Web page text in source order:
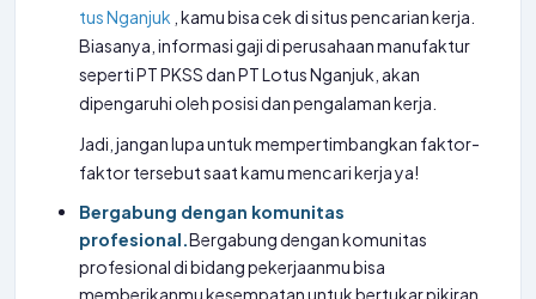
tus Nganjuk , kamu bisa cek di situs pencarian kerja.
Biasanya, informasi gaji di perusahaan manufaktur
seperti PT PKSS dan PT Lotus Nganjuk, akan
dipengaruhi oleh posisi dan pengalaman kerja.
Jadi, jangan lupa untuk mempertimbangkan faktor-
faktor tersebut saat kamu mencari kerja ya!
Bergabung dengan komunitas
profesional.Bergabung dengan komunitas
profesional di bidang pekerjaanmu bisa
memberikanmu kesempatan untuk bertukar pikiran